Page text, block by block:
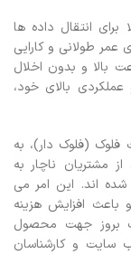
انتقال داده ها
طولانی و کارایی
بالا و بدون اخلال
بالای خود،
فلوک (فلوک دار)، به
مشتریان ناچار به
اند. این امر می
باعث افزایش هزینه
بروز جهت محصول
سایت و کارشناسان